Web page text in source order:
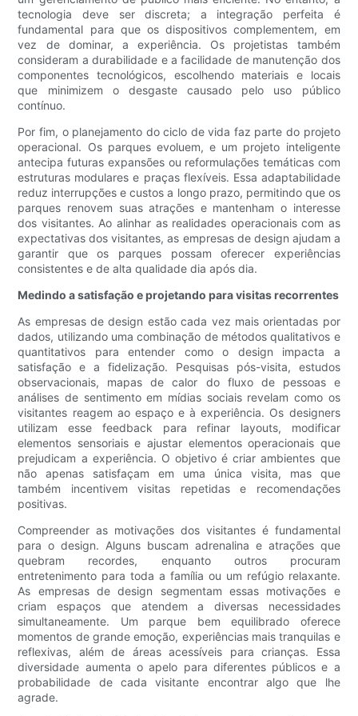
tecnologia deve ser discreta; a integração perfeita é
fundamental para que os dispositivos complementem, em
vez de dominar, a experiência. Os projetistas também
consideram a durabilidade e a facilidade de manutenção dos
componentes tecnológicos, escolhendo materiais e locais
que minimizem o desgaste causado pelo uso público
contínuo.
Por fim, o planejamento do ciclo de vida faz parte do projeto
operacional. Os parques evoluem, e um projeto inteligente
antecipa futuras expansões ou reformulações temáticas com
estruturas modulares e praças flexíveis. Essa adaptabilidade
reduz interrupções e custos a longo prazo, permitindo que os
parques renovem suas atrações e mantenham o interesse
dos visitantes. Ao alinhar as realidades operacionais com as
expectativas dos visitantes, as empresas de design ajudam a
garantir que os parques possam oferecer experiências
consistentes e de alta qualidade dia após dia.
Medindo a satisfação e projetando para visitas recorrentes
As empresas de design estão cada vez mais orientadas por
dados, utilizando uma combinação de métodos qualitativos e
quantitativos para entender como o design impacta a
satisfação e a fidelização. Pesquisas pós-visita, estudos
observacionais, mapas de calor do fluxo de pessoas e
análises de sentimento em mídias sociais revelam como os
visitantes reagem ao espaço e à experiência. Os designers
utilizam esse feedback para refinar layouts, modificar
elementos sensoriais e ajustar elementos operacionais que
prejudicam a experiência. O objetivo é criar ambientes que
não apenas satisfaçam em uma única visita, mas que
também incentivem visitas repetidas e recomendações
positivas.
Compreender as motivações dos visitantes é fundamental
para o design. Alguns buscam adrenalina e atrações que
quebram recordes, enquanto outros procuram
entretenimento para toda a família ou um refúgio relaxante.
As empresas de design segmentam essas motivações e
criam espaços que atendem a diversas necessidades
simultaneamente. Um parque bem equilibrado oferece
momentos de grande emoção, experiências mais tranquilas e
reflexivas, além de áreas acessíveis para crianças. Essa
diversidade aumenta o apelo para diferentes públicos e a
probabilidade de cada visitante encontrar algo que lhe
agrade.